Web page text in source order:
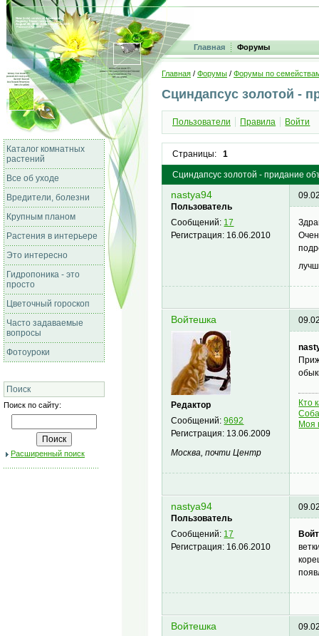
Главная Форумы
Каталог комнатных
растений
Все об уходе
Вредители, болезни
Крупным планом
Растения в интерьере
Это интересно
Гидропоника - это
просто
Цветочный гороскоп
Часто задаваемые
вопросы
Фотоуроки
Поиск
Поиск по сайту:
Расширенный поиск
Главная / Форумы / Форумы по
Сциндапсус золотой -
Пользователи Правила Войти
Страницы: 1
Сциндапсус золотой - придание
nastya94
Пользователь
Сообщений: 17
Регистрация: 16.06.2010
Войтешка
Редактор
Сообщений:9692
Регистрация: 13.06.2009
Москва, почти Центр
Кто
Моя
nastya94
Пользователь
Сообщений: 17
Регистрация: 16.06.2010
Войтешка